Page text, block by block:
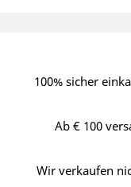
100% sicher
Ab € 100
Wir verkaufen